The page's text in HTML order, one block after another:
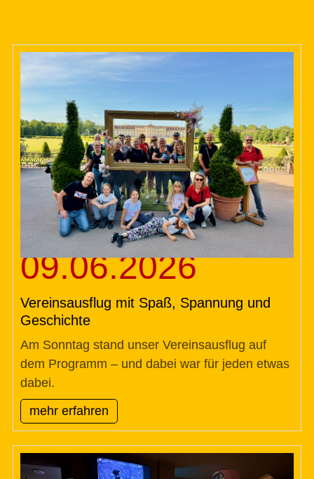
09.06.2026
Vereinsausflug mit Spaß, Spannung und
Geschichte
Am Sonntag stand unser Vereinsausflug auf
dem Programm – und dabei war für jeden etwas
dabei.
mehr erfahren